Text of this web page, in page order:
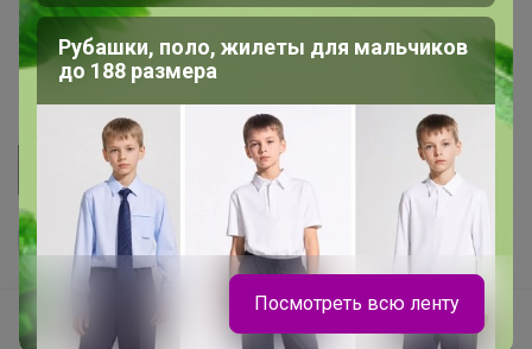
Ваш регион Красноярск?
Пульс нашего маркетплейса
Укорачиватель ссылок
Рубашки, поло, жилеты для мальчиков
до 188 размера
Посмотреть всю ленту
Продолжая использовать этот сайт и нажимая кнопку